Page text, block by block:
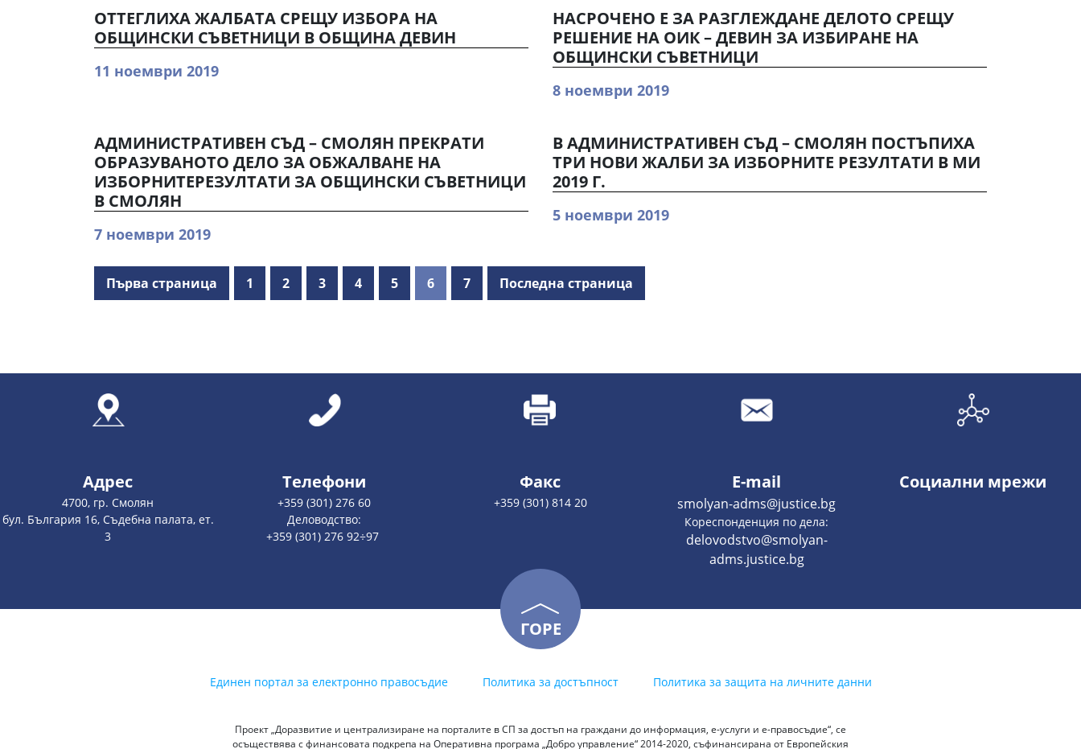
ОТТЕГЛИХА ЖАЛБАТА СРЕЩУ ИЗБОРА НА
ОБЩИНСКИ СЪВЕТНИЦИ В ОБЩИНА ДЕВИН
11 ноември 2019
НАСРОЧЕНО Е ЗА РАЗГЛЕЖДАНЕ ДЕЛОТО СРЕЩУ
РЕШЕНИЕ НА ОИК – ДЕВИН ЗА ИЗБИРАНЕ НА
ОБЩИНСКИ СЪВЕТНИЦИ
8 ноември 2019
АДМИНИСТРАТИВЕН СЪД – СМОЛЯН ПРЕКРАТИ
ОБРАЗУВАНОТО ДЕЛО ЗА ОБЖАЛВАНЕ НА
ИЗБОРНИТЕРЕЗУЛТАТИ ЗА ОБЩИНСКИ СЪВЕТНИЦИ
В СМОЛЯН
7 ноември 2019
В АДМИНИСТРАТИВЕН СЪД – СМОЛЯН ПОСТЪПИХА
ТРИ НОВИ ЖАЛБИ ЗА ИЗБОРНИТЕ РЕЗУЛТАТИ В МИ
2019 Г.
5 ноември 2019
Първа страница 1 2 3 4 5 6 7 Последна страница
Адрес
4700, гр. Смолян
бул. България 16, Съдебна палата, ет.
3
Телефони
+359 (301) 276 60
Деловодство:
+359 (301) 276 92÷97
Факс
+359 (301) 814 20
E-mail
smolyan-adms@justice.bg
Кореспонденция по дела:
delovodstvo@smolyan-
adms.justice.bg
Социални мрежи
ГОРЕ
Единен портал за електронно правосъдие Политика за достъпност Политика за защита на личните данни
Проект „Доразвитие и централизиране на порталите в СП за достъп на граждани до информация, е-услуги и е-правосъдие“, се
осъществява с финансовата подкрепа на Оперативна програма „Добро управление“ 2014-2020, съфинансирана от Европейския